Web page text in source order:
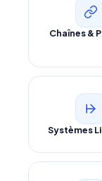
Chaînes &
Systèmes
Vos